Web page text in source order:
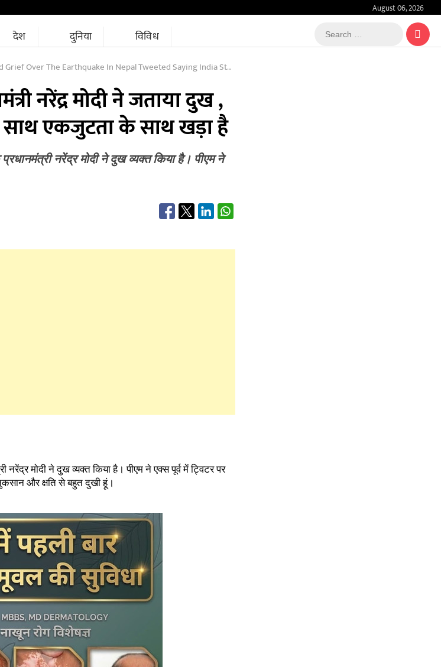
August 06, 2026
देश दुनिया विविध
Search
…
Earthquake In Nepal Tweeted Saying India Stands In Solidarity With Nepal
नरेंद्र मोदी ने जताया दुख ,
साथ एकजुटता के साथ खड़ा है
नरेंद्र मोदी ने दुख व्यक्त किया है। पीएम ने
मोदी ने दुख व्यक्त किया है। पीएम ने एक्स पूर्व में ट्विटर पर
और क्षति से बहुत दुखी हूं।